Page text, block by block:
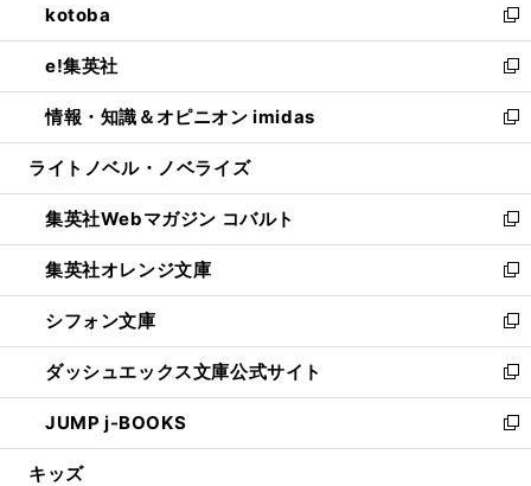
く
で
開
く
ド
ウ
で
開
く
ィ
ン
ド
ウ
で
開
い
ウ
ィ
ン
ド
ウ
開
く
kotoba
新
し
い
ウ
ィ
ン
ウ
で
開
く
e!集英社
新
し
い
ウ
ン
ド
ウ
で
開
く
情報・知識＆オピニオン imidas
新
し
ウ
ィ
ン
ド
ウ
で
開
く
ライトノベル・ノベライズ
集英社Webマガジン コバルト
新
し
い
ウ
ィ
ン
ド
ウ
で
開
集英社オレンジ文庫
新
し
い
ウ
ィ
ン
ド
ウ
シフォン文庫
新
し
い
ウ
ィ
ン
ダッシュエックス文庫公式サイト
新
し
い
ウ
JUMP j-BOOKS
新
し
キッズ